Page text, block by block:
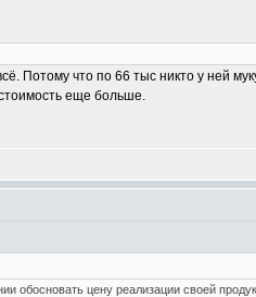
Потому что по 66 тыс никто у ней
еще больше.
обосновать цену реализации своей